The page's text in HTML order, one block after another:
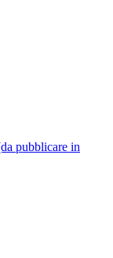
pubblicare in